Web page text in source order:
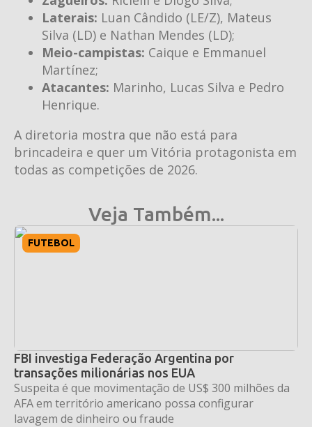
Laterais: Luan Cândido (LE/Z), Mateus
Silva (LD) e Nathan Mendes (LD);
Meio-campistas: Caique e Emmanuel
Martínez;
Atacantes: Marinho, Lucas Silva e Pedro
Henrique.
A diretoria mostra que não está para
brincadeira e quer um Vitória protagonista em
todas as competições de 2026.
Veja Também...
FUTEBOL
FBI investiga Federação Argentina por
transações milionárias nos EUA
Suspeita é que movimentação de US$ 300 milhões da
AFA em território americano possa configurar
lavagem de dinheiro ou fraude